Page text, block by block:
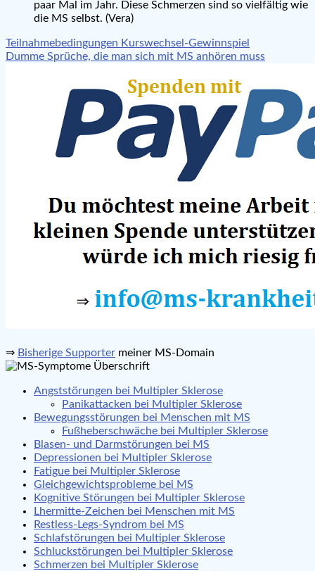
paar Mal im Jahr. Diese Schmerzen sind so vielfältig wie
die MS selbst. (Vera)
Beitragsnavigation
Teilnahmebedingungen Kurswechsel-Gewinnspiel
Dumme Sprüche, die man sich mit MS anhören muss
⇒ Bisherige Supporter meiner MS-Domain
Angststörungen bei Multipler Sklerose
Panikattacken bei Multipler Sklerose
Bewegungsstörungen bei Menschen mit MS
Fußheberschwäche bei Multipler Sklerose
Blasen- und Darmstörungen bei MS
Depressionen bei Multipler Sklerose
Fatigue bei Multipler Sklerose
Gleichgewichtsprobleme bei MS
Kognitive Störungen bei Multipler Sklerose
Lhermitte-Zeichen bei Menschen mit MS
Restless-Legs-Syndrom bei MS
Schlafstörungen bei Multipler Sklerose
Schluckstörungen bei Multipler Sklerose
Schmerzen bei Multipler Sklerose